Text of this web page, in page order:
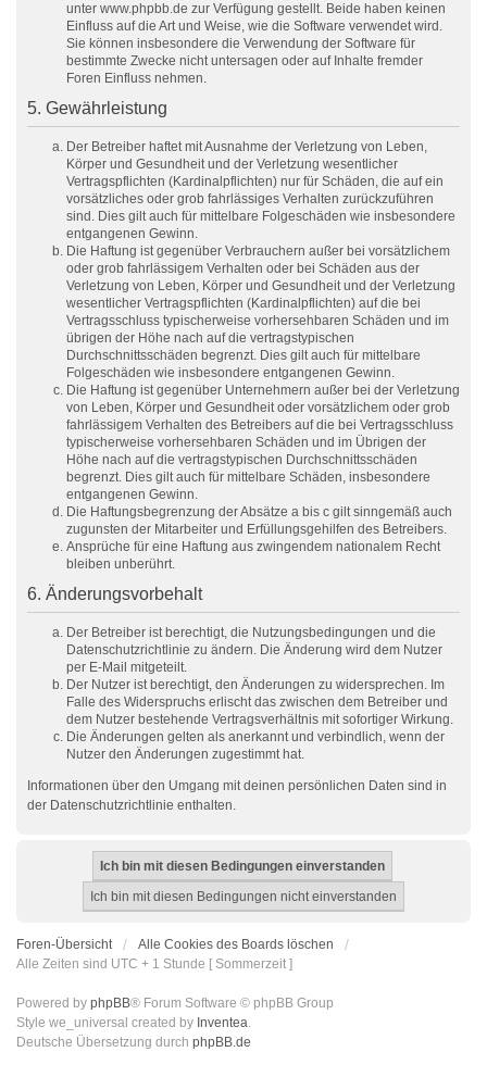
unter www.phpbb.de zur Verfügung gestellt. Beide haben keinen
Einfluss auf die Art und Weise, wie die Software verwendet wird.
Sie können insbesondere die Verwendung der Software für
bestimmte Zwecke nicht untersagen oder auf Inhalte fremder
Foren Einfluss nehmen.
5. Gewährleistung
Der Betreiber haftet mit Ausnahme der Verletzung von Leben,
Körper und Gesundheit und der Verletzung wesentlicher
Vertragspflichten (Kardinalpflichten) nur für Schäden, die auf ein
vorsätzliches oder grob fahrlässiges Verhalten zurückzuführen
sind. Dies gilt auch für mittelbare Folgeschäden wie insbesondere
entgangenen Gewinn.
Die Haftung ist gegenüber Verbrauchern außer bei vorsätzlichem
oder grob fahrlässigem Verhalten oder bei Schäden aus der
Verletzung von Leben, Körper und Gesundheit und der Verletzung
wesentlicher Vertragspflichten (Kardinalpflichten) auf die bei
Vertragsschluss typischerweise vorhersehbaren Schäden und im
übrigen der Höhe nach auf die vertragstypischen
Durchschnittsschäden begrenzt. Dies gilt auch für mittelbare
Folgeschäden wie insbesondere entgangenen Gewinn.
Die Haftung ist gegenüber Unternehmern außer bei der Verletzung
von Leben, Körper und Gesundheit oder vorsätzlichem oder grob
fahrlässigem Verhalten des Betreibers auf die bei Vertragsschluss
typischerweise vorhersehbaren Schäden und im Übrigen der
Höhe nach auf die vertragstypischen Durchschnittsschäden
begrenzt. Dies gilt auch für mittelbare Schäden, insbesondere
entgangenen Gewinn.
Die Haftungsbegrenzung der Absätze a bis c gilt sinngemäß auch
zugunsten der Mitarbeiter und Erfüllungsgehilfen des Betreibers.
Ansprüche für eine Haftung aus zwingendem nationalem Recht
bleiben unberührt.
6. Änderungsvorbehalt
Der Betreiber ist berechtigt, die Nutzungsbedingungen und die
Datenschutzrichtlinie zu ändern. Die Änderung wird dem Nutzer
per E-Mail mitgeteilt.
Der Nutzer ist berechtigt, den Änderungen zu widersprechen. Im
Falle des Widerspruchs erlischt das zwischen dem Betreiber und
dem Nutzer bestehende Vertragsverhältnis mit sofortiger Wirkung.
Die Änderungen gelten als anerkannt und verbindlich, wenn der
Nutzer den Änderungen zugestimmt hat.
Informationen über den Umgang mit deinen persönlichen Daten sind in
der Datenschutzrichtlinie enthalten.
Foren-Übersicht
Alle Cookies des Boards löschen
Alle Zeiten sind UTC + 1 Stunde [ Sommerzeit ]
Powered by phpBB® Forum Software © phpBB Group
Style we_universal created by Inventea.
Deutsche Übersetzung durch phpBB.de